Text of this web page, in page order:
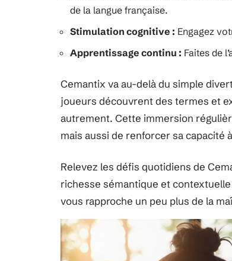
de la langue française.
Stimulation cognitive : Engagez
Apprentissage continu : Faites de
Cemantix va au-delà du simple
joueurs découvrent des termes et
autrement. Cette immersion
mais aussi de renforcer sa capacité
Relevez les défis quotidiens de
richesse sémantique et
vous rapproche un peu plus de la